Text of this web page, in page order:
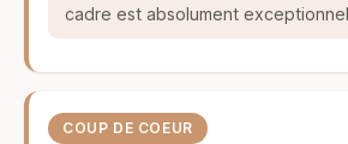
cadre est absolument
COUP DE COEUR